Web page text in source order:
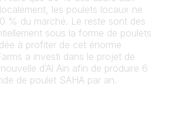
les poulets locaux ne
% du marché. Le reste sont des
sous la forme de poulets
à profiter de cet énorme
a investi dans le projet de
d’Al Ain afin de produire 6
de poulet SAHA par an.